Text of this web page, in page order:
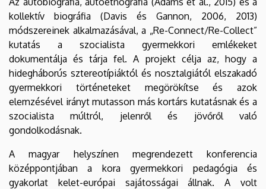
kollektív biográfia (Davis és Gannon, 2006, 2013)
módszereinek alkalmazásával, a „Re-Connect/Re-Collect”
kutatás a szocialista gyermekkori emlékeket
dokumentálja és tárja fel. A projekt célja az, hogy a
hidegháborús sztereotípiáktól és nosztalgiától elszakadó
gyermekkori történeteket megörökítse és azok
elemzésével irányt mutasson más kortárs kutatásnak és a
szocialista múltról, jelenről és jövőről való
gondolkodásnak.
A magyar helyszínen megrendezett konferencia
középpontjában a kora gyermekkori pedagógia és
gyakorlat kelet-európai sajátosságai állnak. A volt